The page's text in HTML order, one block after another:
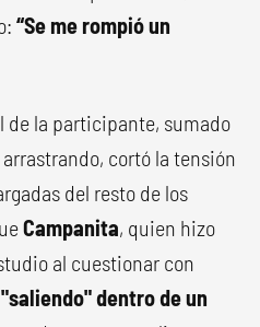
“Se me rompió un
de la participante, sumado
cortó la tensión
del resto de los
Campanita, quien hizo
al cuestionar con
"saliendo" dentro de un